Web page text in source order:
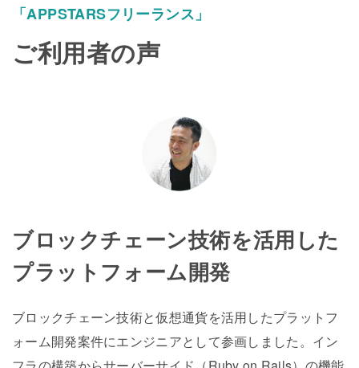
「APPSTARSフリーランス」
ご利用者の声
ブロックチェーン技術を活用した
プラットフォーム開発
ブロックチェーン技術と仮想通貨を活用したプラットフ
ォーム開発案件にエンジニアとして参画しました。イン